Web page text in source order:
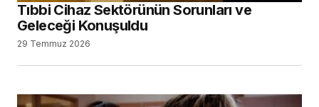
Tıbbi Cihaz Sektörünün Sorunları ve
Geleceği Konuşuldu
29 Temmuz 2026